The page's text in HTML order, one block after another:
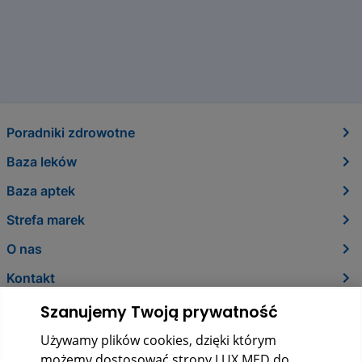
Poradniki zdrowotne
Baza leków
Baza aptek
Strefa marek
O nas
Kontakt
Szanujemy Twoją prywatność
Używamy plików cookies, dzięki którym